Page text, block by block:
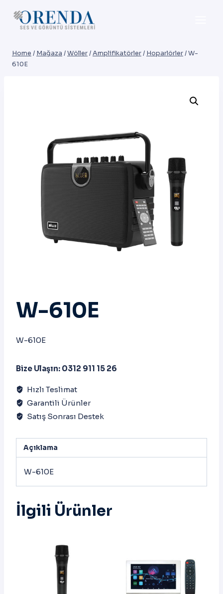
Home / Mağaza /Wöller/Amplifikatörler/ Hoparlörler/W-
610E
W-610E
W-610E
Bize Ulaşın: 0312 911 15 26
Hızlı Teslimat
Garantili Ürünler
Satış Sonrası Destek
Açıklama
W-610E
İlgili Ürünler